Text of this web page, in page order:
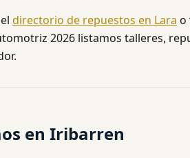
directorio de repuestos en Lara o
2026 listamos talleres,
en Iribarren